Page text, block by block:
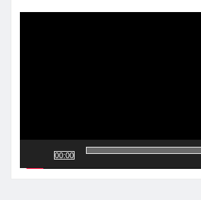
00:00